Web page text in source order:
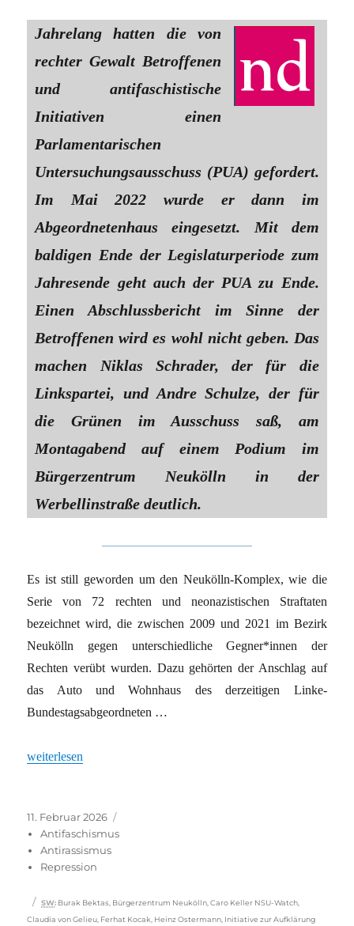
Jahrelang hatten die von
rechter Gewalt Betroffenen
und antifaschistische
Initiativen einen
Parlamentarischen
Untersuchungsausschuss (PUA) gefordert.
Im Mai 2022 wurde er dann im
Abgeordnetenhaus eingesetzt. Mit dem
baldigen Ende der Legislaturperiode zum
Jahresende geht auch der PUA zu Ende.
Einen Abschlussbericht im Sinne der
Betroffenen wird es wohl nicht geben. Das
machen Niklas Schrader, der für die
Linkspartei, und Andre Schulze, der für
die Grünen im Ausschuss saß, am
Montagabend auf einem Podium im
Bürgerzentrum Neukölln in der
Werbellinstraße deutlich.
Es ist still geworden um den Neukölln-Komplex, wie die
Serie von 72 rechten und neonazistischen Straftaten
bezeichnet wird, die zwischen 2009 und 2021 im Bezirk
Neukölln gegen unterschiedliche Gegner*innen der
Rechten verübt wurden. Dazu gehörten der Anschlag auf
das Auto und Wohnhaus des derzeitigen Linke-
Bundestagsabgeordneten …
„Neukölln: Keine Alternative zum Weitermachen“
weiterlesen
Veröffentlicht
am
11. Februar 2026
Antifaschismus
Antirassismus
Repression
Schlagwörter
SW: Burak Bektas Bürgerzentrum Neukölln ,Caro Keller NSU-Watch
Claudia von Gelieu Ferhat Kocak Heinz Ostermann Initiative zur Aufklärung